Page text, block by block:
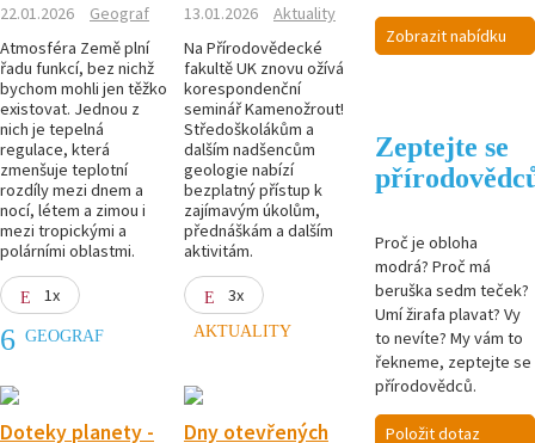
22.01.2026
Geograf
Atmosféra Země plní
řadu funkcí, bez nichž
bychom mohli jen těžko
existovat. Jednou z
nich je tepelná
regulace, která
zmenšuje teplotní
rozdíly mezi dnem a
nocí, létem a zimou i
mezi tropickými a
polárními oblastmi.
1x
GEOGRAF
13.01.2026
Aktuality
Na Přírodovědecké
fakultě UK znovu ožívá
korespondenční
seminář Kamenožrout!
Středoškolákům a
dalším nadšencům
geologie nabízí
bezplatný přístup k
zajímavým úkolům,
přednáškám a dalším
aktivitám.
3x
AKTUALITY
Doteky planety - Dny otevřených
Zobrazit nabídku
Zeptejte se
Proč je obloha
modrá? Proč má
beruška sedm teček?
Umí žirafa plavat? Vy
to nevíte? My vám to
řekneme, zeptejte se
přírodovědců.
Položit dotaz